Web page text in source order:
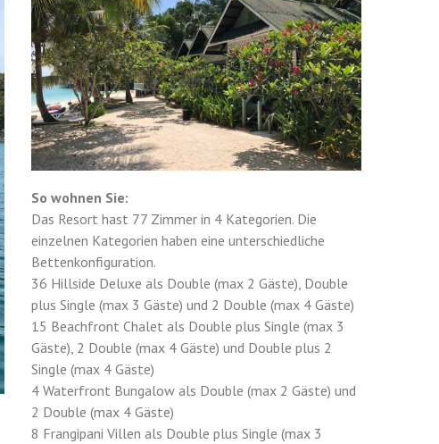
So wohnen Sie:
Das Resort hast 77 Zimmer in 4 Kategorien. Die
einzelnen Kategorien haben eine unterschiedliche
Bettenkonfiguration.
36 Hillside Deluxe als Double (max 2 Gäste), Double
plus Single (max 3 Gäste) und 2 Double (max 4 Gäste)
15 Beachfront Chalet als Double plus Single (max 3
Gäste), 2 Double (max 4 Gäste) und Double plus 2
Single (max 4 Gäste)
4 Waterfront Bungalow als Double (max 2 Gäste) und
2 Double (max 4 Gäste)
8 Frangipani Villen als Double plus Single (max 3